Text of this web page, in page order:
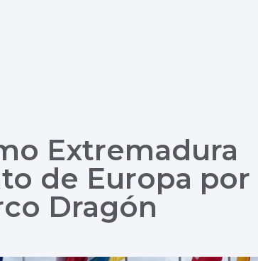
Extremadura
de Europa por
Dragón